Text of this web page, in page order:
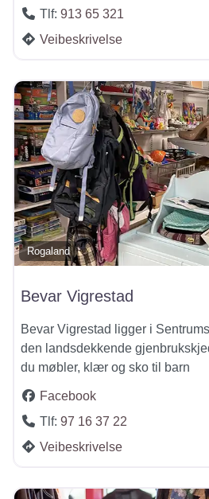
Tlf: 913 65 321
Veibeskrivelse
Rogaland
Bevar Vigrestad
Bevar Vigrestad ligger i
den landsdekkende
du møbler, klær og sko til barn
Facebook
Tlf: 97 16 37 22
Veibeskrivelse